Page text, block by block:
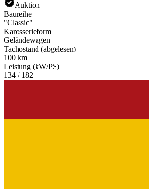
Auktion
Baureihe
"Classic"
Karosserieform
Geländewagen
Tachostand (abgelesen)
100 km
Leistung (kW/PS)
134 / 182